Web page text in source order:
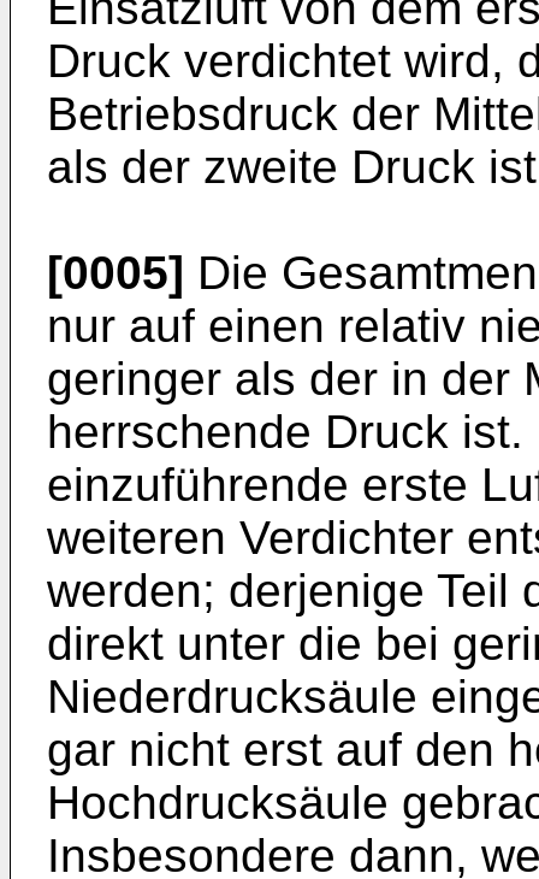
Druck verdichtet wird,
Betriebsdruck der
als der zweite Druck
[0005] Die
nur auf einen relativ
geringer als der in der
herrschende Druck
einzuführende erste
weiteren Verdichter
werden; derjenige Teil
direkt unter die bei
Niederdrucksäule
gar nicht erst auf den
Hochdrucksäule
Insbesondere dann,